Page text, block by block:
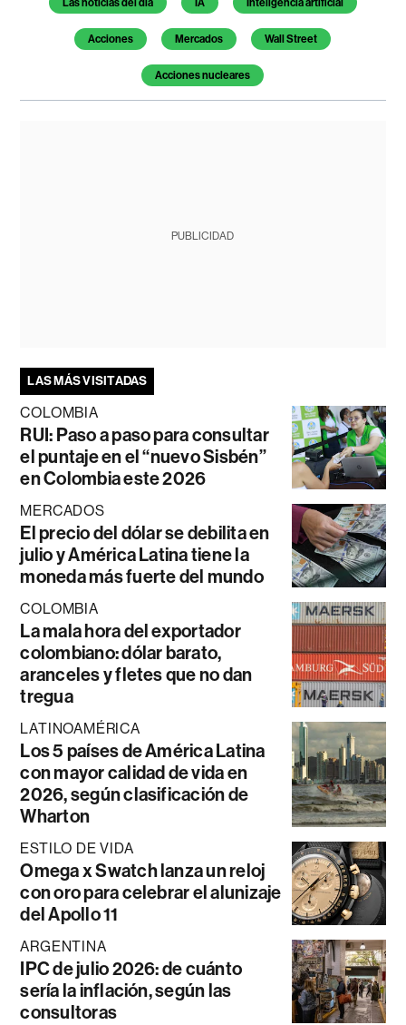
Las noticias del día IA Inteligencia artificial
Acciones Mercados Wall Street
Acciones nucleares
PUBLICIDAD
LAS MÁS VISITADAS
COLOMBIA
RUI: Paso a paso para consultar
el puntaje en el “nuevo Sisbén”
en Colombia este 2026
MERCADOS
El precio del dólar se debilita en
julio y América Latina tiene la
moneda más fuerte del mundo
COLOMBIA
La mala hora del exportador
colombiano: dólar barato,
aranceles y fletes que no dan
tregua
LATINOAMÉRICA
Los 5 países de América Latina
con mayor calidad de vida en
2026, según clasificación de
Wharton
ESTILO DE VIDA
Omega x Swatch lanza un reloj
con oro para celebrar el alunizaje
del Apollo 11
ARGENTINA
IPC de julio 2026: de cuánto
sería la inflación, según las
consultoras